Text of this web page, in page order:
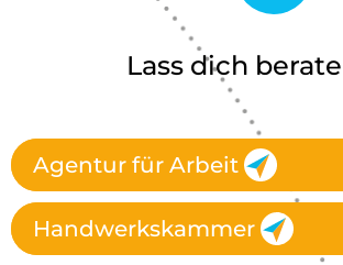
Lass dich
Agentur für Arbeit
Handwerkskammer